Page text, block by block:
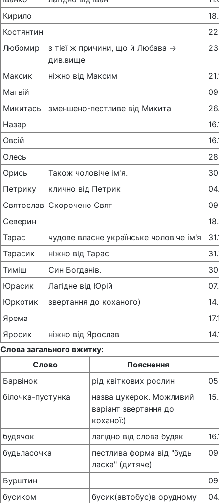
Кирило
Костянтин
Любомир
з тієї ж причини, що й Любава ->
див.вище
Максик ніжно від Максим
Матвій
Микитась
зменшено-пестливе від Микита
Назар
Овсій
Олесь
Орись
Також чоловіче ім'я.
Петрику
клично від Петрик
Святослав Скорочено Свят
Северин
Тарас
чудове власне українське чоловіче ім'я
Тарасик
ніжно від Тарас
Тиміш
Син Богданів.
Юрасик
Лагідне від Юрій
Юркотик
звертання до коханого)
Ярема
Яросик
ніжно від Ярослав
Слова загального вжитку:
Слово
Пояснення
Барвінок
рід квіткових рослин
білочка-пустунка
назва цукерок. Можливий
варіант звертання до
коханої:)
будячок лагідно від слова будяк
будьласочка
пестлива форма від "будь
ласка" (дитяче)
Бурштин
бусиком
бусик(автобус)в орудному